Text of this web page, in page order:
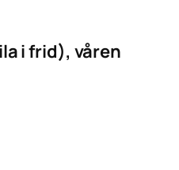
i frid), våren